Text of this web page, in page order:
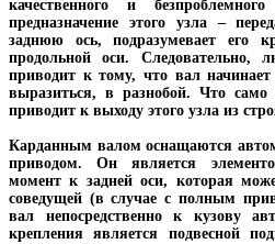
качественного и
предназначение этого узла –
заднюю ось, подразумевает его
продольной оси. Следовательно,
приводит к тому, что вал
выразиться, в разнобой. Что само
приводит к выходу этого узла из
Карданным валом оснащаются
приводом. Он является
момент к задней оси, которая
соведущей (в случае с полным
вал непосредственно к кузову
крепления является подвесной